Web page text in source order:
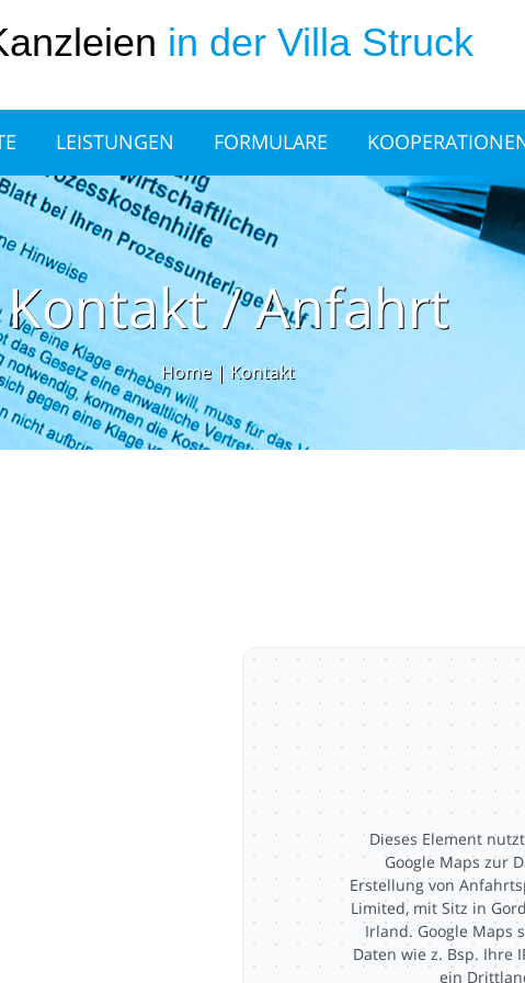
in der Villa Struck
LEISTUNGEN FORMULARE
Kontakt / Anfahrt
Home| Kontakt
Dieses Element
Google Maps zur
Erstellung von
Limited, mit Sitz in
Irland. Google Maps
Daten wie z. Bsp. Ihre
ein